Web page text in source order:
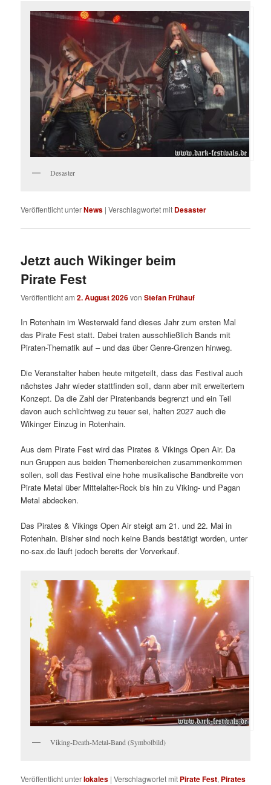
Desaster
Veröffentlicht unterNews |Verschlagwortet mit Desaster
Jetzt auch Wikinger beim
Pirate Fest
Veröffentlicht am2. August 2026vonStefan Frühauf
In Rotenhain im Westerwald fand dieses Jahr zum ersten Mal
das Pirate Fest statt. Dabei traten ausschließlich Bands mit
Piraten-Thematik auf – und das über Genre-Grenzen hinweg.
Die Veranstalter haben heute mitgeteilt, dass das Festival auch
nächstes Jahr wieder stattfinden soll, dann aber mit erweitertem
Konzept. Da die Zahl der Piratenbands begrenzt und ein Teil
davon auch schlichtweg zu teuer sei, halten 2027 auch die
Wikinger Einzug in Rotenhain.
Aus dem Pirate Fest wird das Pirates & Vikings Open Air. Da
nun Gruppen aus beiden Themenbereichen zusammenkommen
sollen, soll das Festival eine hohe musikalische Bandbreite von
Pirate Metal über Mittelalter-Rock bis hin zu Viking- und Pagan
Metal abdecken.
Das Pirates & Vikings Open Air steigt am 21. und 22. Mai in
Rotenhain. Bisher sind noch keine Bands bestätigt worden, unter
no-sax.de läuft jedoch bereits der Vorverkauf.
Viking-Death-Metal-Band (Symbolbild)
Veröffentlicht unterlokales |Verschlagwortet mit Pirate Fest, Pirates